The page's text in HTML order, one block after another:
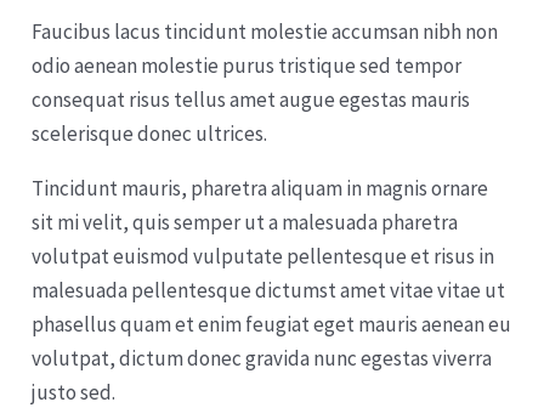
Faucibus lacus tincidunt molestie accumsan nibh non
odio aenean molestie purus tristique sed tempor
consequat risus tellus amet augue egestas mauris
scelerisque donec ultrices.
Tincidunt mauris, pharetra aliquam in magnis ornare
sit mi velit, quis semper ut a malesuada pharetra
volutpat euismod vulputate pellentesque et risus in
malesuada pellentesque dictumst amet vitae vitae ut
phasellus quam et enim feugiat eget mauris aenean eu
volutpat, dictum donec gravida nunc egestas viverra
justo sed.